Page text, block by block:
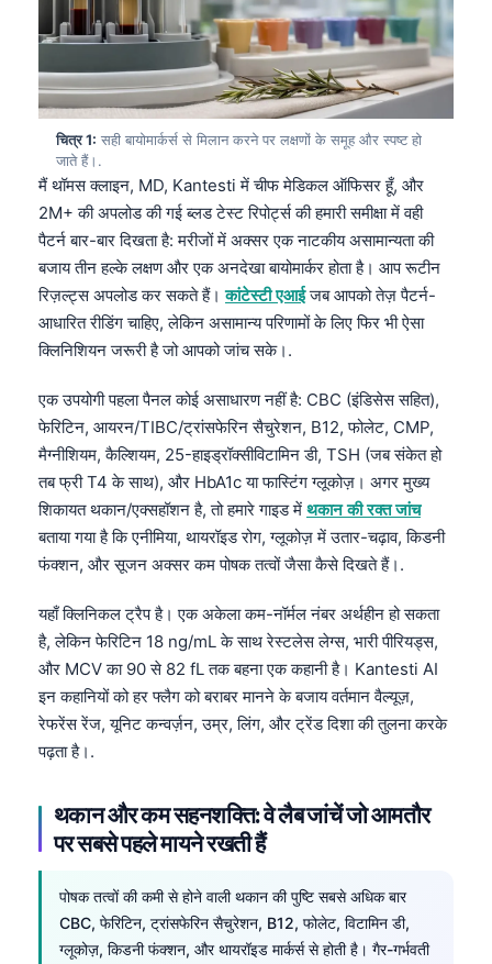
चित्र 1: सही बायोमार्कर्स से मिलान करने पर लक्षणों के समूह और स्पष्ट हो
जाते हैं।.
मैं थॉमस क्लाइन, MD, Kantesti में चीफ मेडिकल ऑफिसर हूँ, और
2M+ की अपलोड की गई ब्लड टेस्ट रिपोर्ट्स की हमारी समीक्षा में वही
पैटर्न बार-बार दिखता है: मरीजों में अक्सर एक नाटकीय असामान्यता की
बजाय तीन हल्के लक्षण और एक अनदेखा बायोमार्कर होता है। आप रूटीन
रिज़ल्ट्स अपलोड कर सकते हैं।कांटेस्टी एआईजब आपको तेज़ पैटर्न-
आधारित रीडिंग चाहिए, लेकिन असामान्य परिणामों के लिए फिर भी ऐसा
क्लिनिशियन जरूरी है जो आपको जांच सके।.
एक उपयोगी पहला पैनल कोई असाधारण नहीं है: CBC (इंडिसेस सहित),
फेरिटिन, आयरन/TIBC/ट्रांसफेरिन सैचुरेशन, B12, फोलेट, CMP,
मैग्नीशियम, कैल्शियम, 25-हाइड्रॉक्सीविटामिन डी, TSH (जब संकेत हो
तब फ्री T4 के साथ), और HbA1c या फास्टिंग ग्लूकोज़। अगर मुख्य
शिकायत थकान/एक्सहॉशन है, तो हमारे गाइड में थकान की रक्त जांच
बताया गया है कि एनीमिया, थायरॉइड रोग, ग्लूकोज़ में उतार-चढ़ाव, किडनी
फंक्शन, और सूजन अक्सर कम पोषक तत्वों जैसा कैसे दिखते हैं।.
यहाँ क्लिनिकल ट्रैप है। एक अकेला कम-नॉर्मल नंबर अर्थहीन हो सकता
है, लेकिन फेरिटिन 18 ng/mL के साथ रेस्टलेस लेग्स, भारी पीरियड्स,
और MCV का 90 से 82 fL तक बहना एक कहानी है। Kantesti AI
इन कहानियों को हर फ्लैग को बराबर मानने के बजाय वर्तमान वैल्यूज़,
रेफरेंस रेंज, यूनिट कन्वर्ज़न, उम्र, लिंग, और ट्रेंड दिशा की तुलना करके
पढ़ता है।.
थकान और कम सहनशक्ति: वे लैब जांचें जो आमतौर
पर सबसे पहले मायने रखती हैं
पोषक तत्वों की कमी से होने वाली थकान की पुष्टि सबसे अधिक बार
CBC, फेरिटिन, ट्रांसफेरिन सैचुरेशन, B12, फोलेट, विटामिन डी,
ग्लूकोज़, किडनी फंक्शन, और थायरॉइड मार्कर्स से होती है। गैर-गर्भवती